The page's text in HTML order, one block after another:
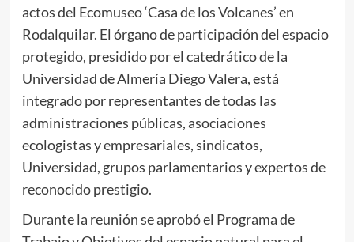
actos del Ecomuseo ‘Casa de los Volcanes’ en
Rodalquilar. El órgano de participación del espacio
protegido, presidido por el catedrático de la
Universidad de Almería Diego Valera, está
integrado por representantes de todas las
administraciones públicas, asociaciones
ecologistas y empresariales, sindicatos,
Universidad, grupos parlamentarios y expertos de
reconocido prestigio.
Durante la reunión se aprobó el Programa de